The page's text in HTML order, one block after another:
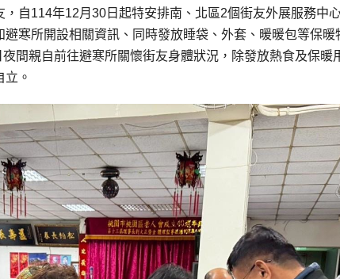
自114年12月30日起特安排南、北區2個街友外展服務中
寒所開設相關資訊、同時發放睡袋、外套、暖暖包等保暖
間親自前往避寒所關懷街友身體狀況，除發放熱食及保暖
。